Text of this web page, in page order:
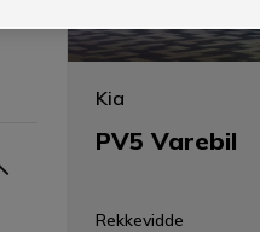
Kia
PV5 Varebil
Rekkevidde